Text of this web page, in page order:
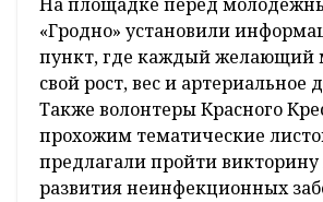
На площадке перед
«Гродно» установили
пункт, где каждый желающий
свой рост, вес и артериальное
Также волонтеры Красного
прохожим тематические
предлагали пройти викторину
развития неинфекционных